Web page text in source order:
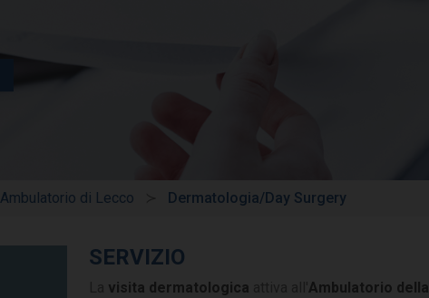
Ambulatorio di Lecco Dermatologia/Day Surgery
SERVIZIO
visita dermatologica Ambulatorio